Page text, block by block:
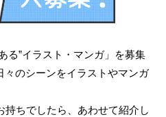
る”イラスト・マンガ」を募集
のシーンをイラストやマンガ
持ちでしたら、あわせて紹介し